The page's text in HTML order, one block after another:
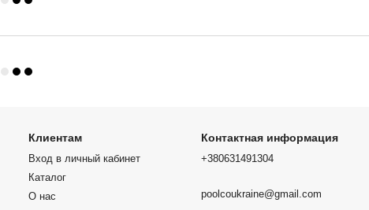
Клиентам
Вход в личный кабинет
Каталог
О нас
Контактная информация
+380631491304
poolcoukraine@gmail.com